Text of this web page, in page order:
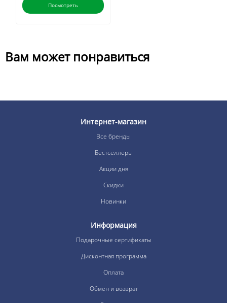
Посмотреть
Вам может понравиться
Интернет-магазин
Все бренды
Бестселлеры
Акции дня
Скидки
Новинки
Информация
Подарочные сертификаты
Дисконтная программа
Оплата
Обмен и возврат